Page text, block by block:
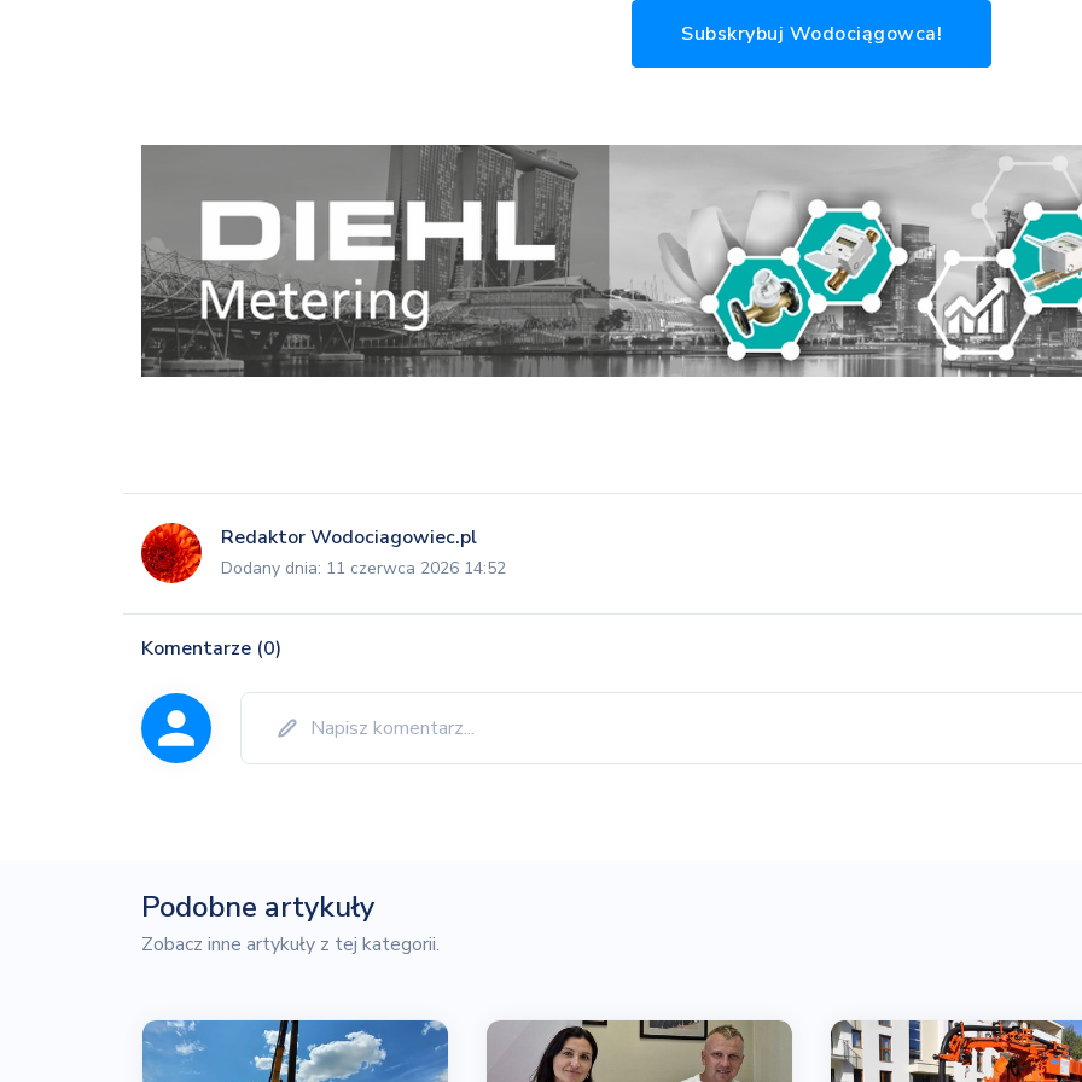
Subskrybuj Wodociągowca!
Redaktor Wodociagowiec.pl
Dodany dnia: 11 czerwca 2026 14:52
Komentarze (0)
Podobne artykuły
Zobacz inne artykuły z tej kategorii.